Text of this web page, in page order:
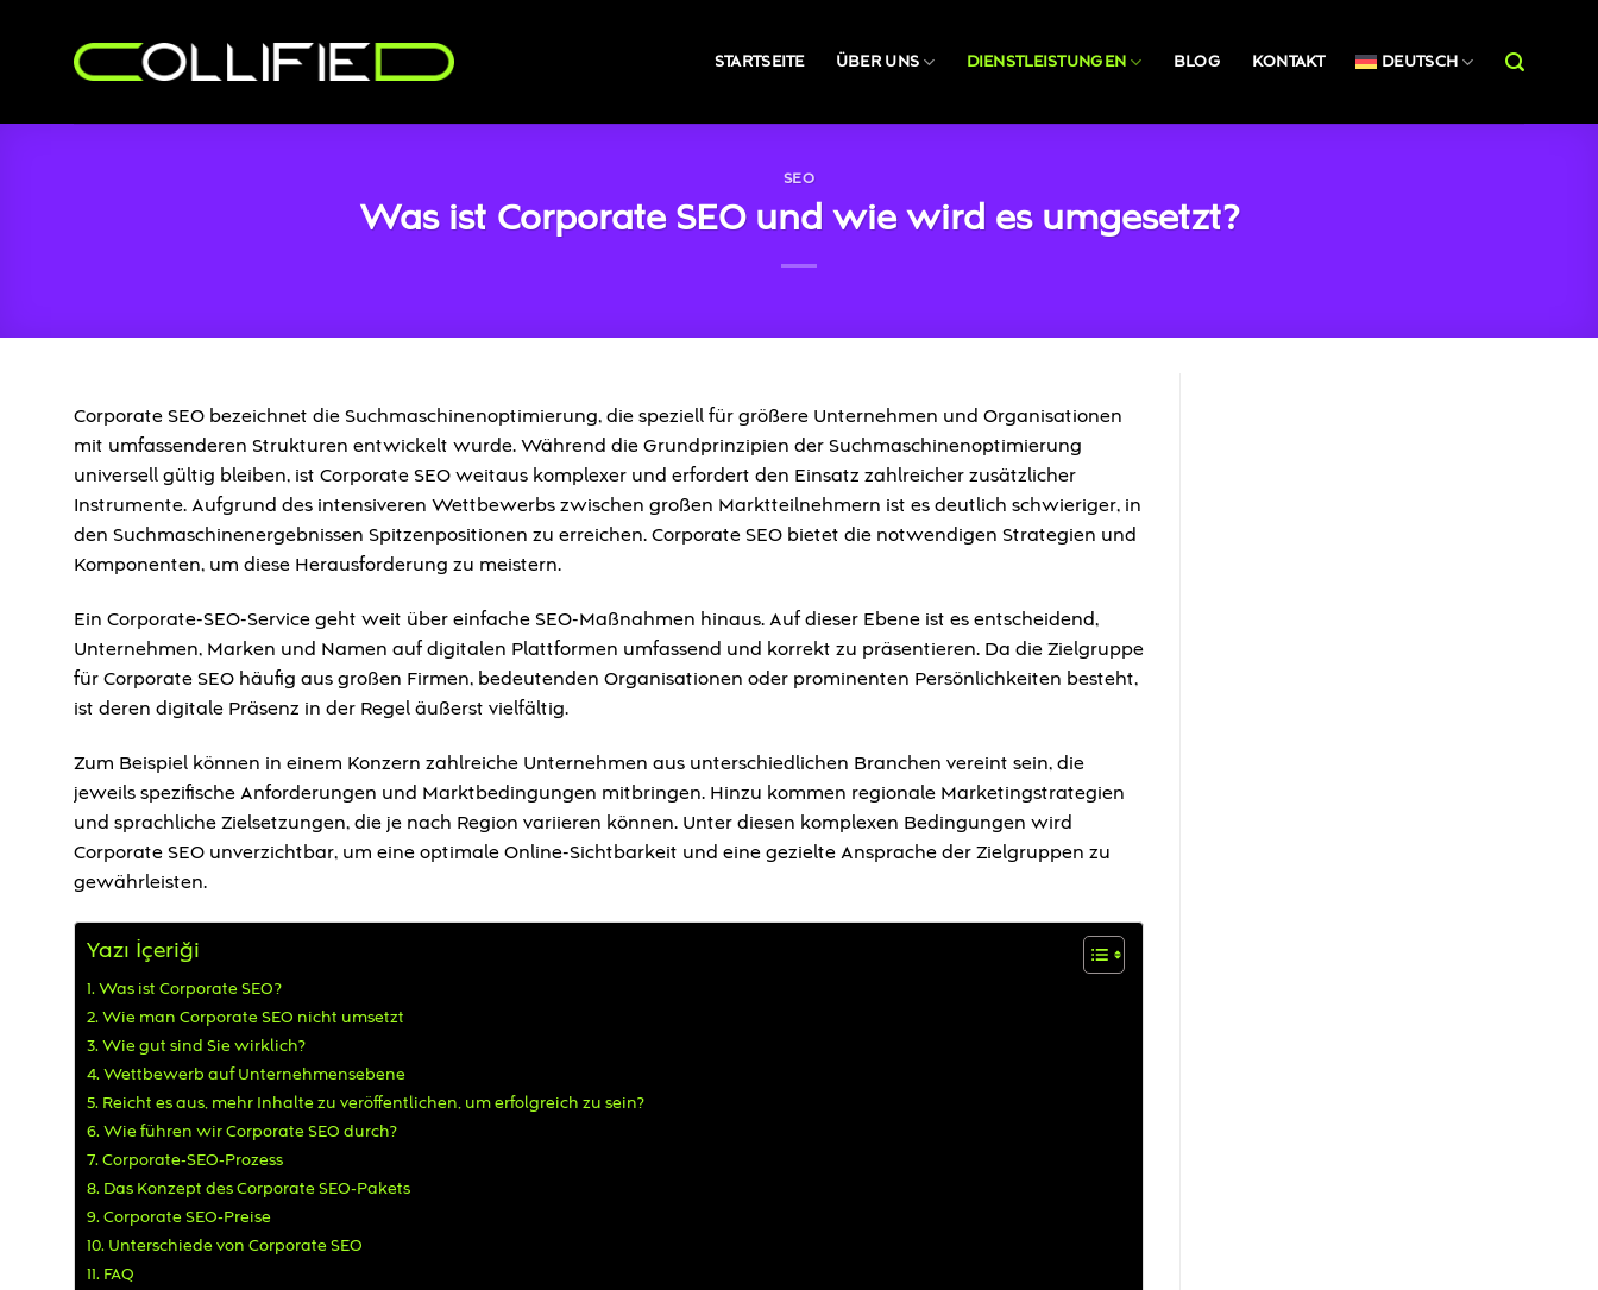
springen
STARTSEITE ÜBER UNS DIENSTLEISTUNGEN BLOG KONTAKT DEUTSCH
SEO
Was ist Corporate SEO und wie wird es umgesetzt?
Corporate SEO bezeichnet die Suchmaschinenoptimierung, die speziell für größere Unternehmen und Organisationen
mit umfassenderen Strukturen entwickelt wurde. Während die Grundprinzipien der Suchmaschinenoptimierung
universell gültig bleiben, ist Corporate SEO weitaus komplexer und erfordert den Einsatz zahlreicher zusätzlicher
Instrumente. Aufgrund des intensiveren Wettbewerbs zwischen großen Marktteilnehmern ist es deutlich schwieriger, in
den Suchmaschinenergebnissen Spitzenpositionen zu erreichen. Corporate SEO bietet die notwendigen Strategien und
Komponenten, um diese Herausforderung zu meistern.
Ein Corporate-SEO-Service geht weit über einfache SEO-Maßnahmen hinaus. Auf dieser Ebene ist es entscheidend,
Unternehmen, Marken und Namen auf digitalen Plattformen umfassend und korrekt zu präsentieren. Da die Zielgruppe
für Corporate SEO häufig aus großen Firmen, bedeutenden Organisationen oder prominenten Persönlichkeiten besteht,
ist deren digitale Präsenz in der Regel äußerst vielfältig.
Zum Beispiel können in einem Konzern zahlreiche Unternehmen aus unterschiedlichen Branchen vereint sein, die
jeweils spezifische Anforderungen und Marktbedingungen mitbringen. Hinzu kommen regionale Marketingstrategien
und sprachliche Zielsetzungen, die je nach Region variieren können. Unter diesen komplexen Bedingungen wird
Corporate SEO unverzichtbar, um eine optimale Online-Sichtbarkeit und eine gezielte Ansprache der Zielgruppen zu
gewährleisten.
Yazı İçeriği
Was ist Corporate SEO?
Wie man Corporate SEO nicht umsetzt
Wie gut sind Sie wirklich?
Wettbewerb auf Unternehmensebene
Reicht es aus, mehr Inhalte zu veröffentlichen, um erfolgreich zu sein?
Wie führen wir Corporate SEO durch?
Corporate-SEO-Prozess
Das Konzept des Corporate SEO-Pakets
Corporate SEO-Preise
Unterschiede von Corporate SEO
FAQ